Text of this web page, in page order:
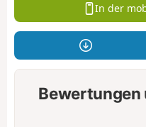
In der
Bewertungen